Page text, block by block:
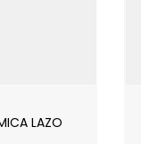
LAZO